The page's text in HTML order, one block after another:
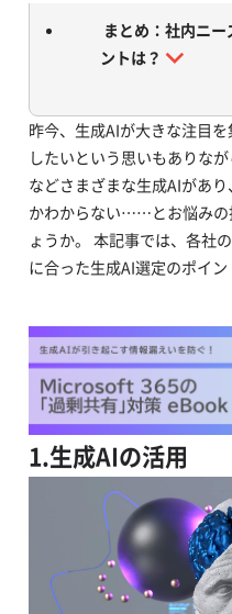
まとめ：社内ニ
ントは？
昨今、生成AIが大きな注目
したいという思いもありな
などさまざまな生成AIがあ
かわからない……とお悩みの
ょうか。 本記事では、各社
に合った生成AI選定のポイン
1.生成AIの活用